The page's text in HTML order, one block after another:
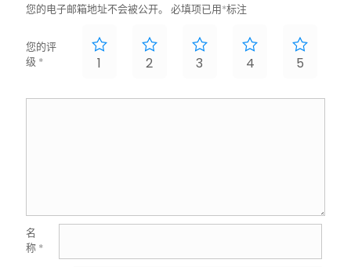
您的电子邮箱地址不会被公开。 必填项已用*标注
您的评
级 * 1 2 3 4 5
名
称 *